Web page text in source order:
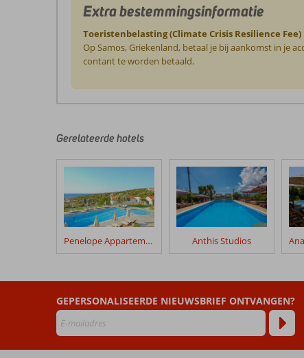
Extra bestemmingsinformatie
Toeristenbelasting (Climate Crisis Resilience Fee)
Op Samos, Griekenland, betaal je bij aankomst in je
contant te worden betaald.
door
klanten
na
hun
verblijf
Fly
Appartementen
Beoordelingen
die
Gerelateerde hotels
Penelope Appartementen Anthis Studios
GEPERSONALISEERDE NIEUWSBRIEF ONTVANGEN?